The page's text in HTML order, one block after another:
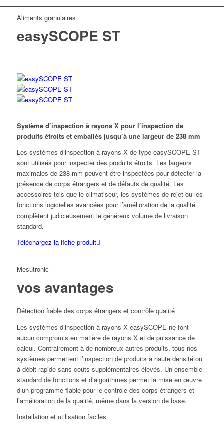
Aliments granulaires
easySCOPE ST
Système d’inspection à rayons X pour l’inspection de
produits étroits et emballés jusqu’à une largeur de 238 mm
Les systèmes d’inspection à rayons X de type easySCOPE ST
sont utilisés pour inspecter des produits étroits. Les largeurs
maximales de 238 mm peuvent être inspectées pour détecter la
présence de corps étrangers et de défauts de qualité. Les
accessoires tels que le climatiseur, les systèmes de rejet ou les
fonctions logicielles avancées pour l’amélioration de la qualité
complètent judicieusement le généreux volume de livraison
standard.
Téléchargez la fiche produit
Mesutronic
vos avantages
Détection fiable des corps étrangers et contrôle qualité
Les systèmes d’inspection à rayons X easySCOPE ne font
aucun compromis en matière de rayons X et de puissance de
calcul. Contrairement à de nombreux autres produits, tous nos
systèmes permettent l’inspection de produits à haute densité ou
à débit rapide sans coûts supplémentaires élevés. Un ensemble
standard de fonctions et d’algorithmes permet la mise en œuvre
d’un programme fiable pour le contrôle des corps étrangers et
l’amélioration de la qualité, même dans la version de base.
Installation et utilisation faciles